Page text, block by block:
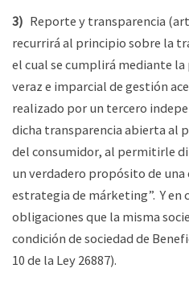
3) Reporte y transparencia
recurrirá al principio sobre la
el cual se cumplirá mediante
veraz e imparcial de gestión
realizado por un tercero
dicha transparencia abierta al
del consumidor, al permitirle
un verdadero propósito de una
estrategia de márketing”. Y en
obligaciones que la misma
condición de sociedad de
10 de la Ley 26887).